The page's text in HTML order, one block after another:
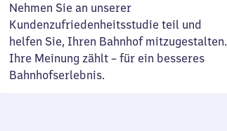
Nehmen Sie an unserer
Kundenzufriedenheitsstudie teil und
helfen Sie, Ihren Bahnhof mitzugestalten.
Ihre Meinung zählt – für ein besseres
Bahnhofserlebnis.